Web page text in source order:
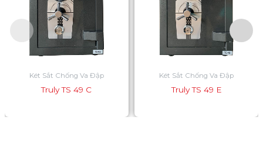
Két Sắt Chống Va Đập
Truly TS 49 C
Két Sắt Chống Va Đập
Truly TS 49 E